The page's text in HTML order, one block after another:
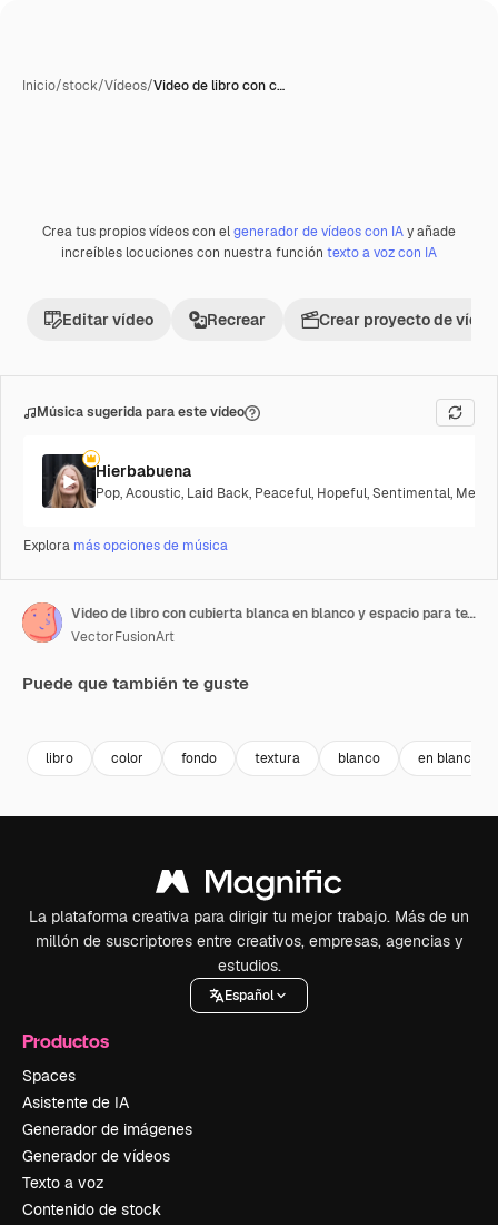
Inicio/stock/Vídeos/Video de libro con c…
PremiumGenerada con IA
Crea tus propios vídeos con elgenerador de vídeos con IAy añade
increíbles locuciones con nuestra función texto a voz con IA
Editar vídeo Recrear Crear proyecto de vídeo
Música sugerida para este vídeo
Hierbabuena
Pop,Acoustic, Laid Back, Peaceful, Hopeful,Sentimental,
Explora más opciones de música
Video de libro con cubierta blanca en blanco y espacio para texto sobre fondo blanco
VectorFusionArt
Puede que también te guste
libro color fondo textura blanco en blanco
La plataforma creativa para dirigir tu mejor trabajo. Más de un
millón de suscriptores entre creativos, empresas, agencias y
estudios.
Español
Productos
Spaces
Asistente de IA
Generador de imágenes
Generador de vídeos
Texto a voz
Contenido de stock